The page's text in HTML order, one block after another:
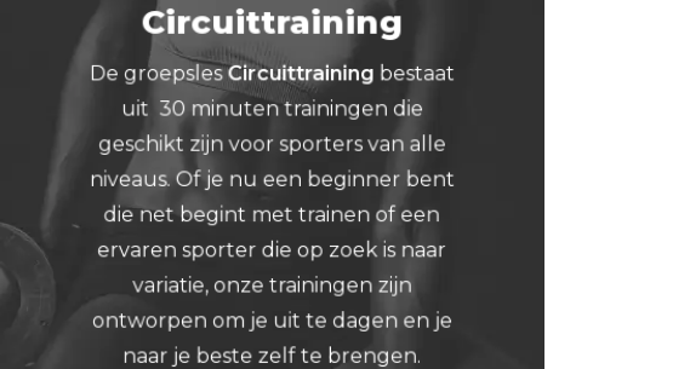
Circuittraining
De groepslesCircuittraining bestaat
uit 30 minuten trainingen die
geschikt zijn voor sporters van alle
niveaus. Of je nu een beginner bent
die net begint met trainen of een
ervaren sporter die op zoek is naar
variatie, onze trainingen zijn
ontworpen om je uit te dagen en je
naar je beste zelf te brengen.